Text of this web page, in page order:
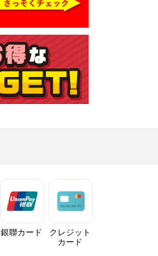
銀聯カード
クレジット
カード